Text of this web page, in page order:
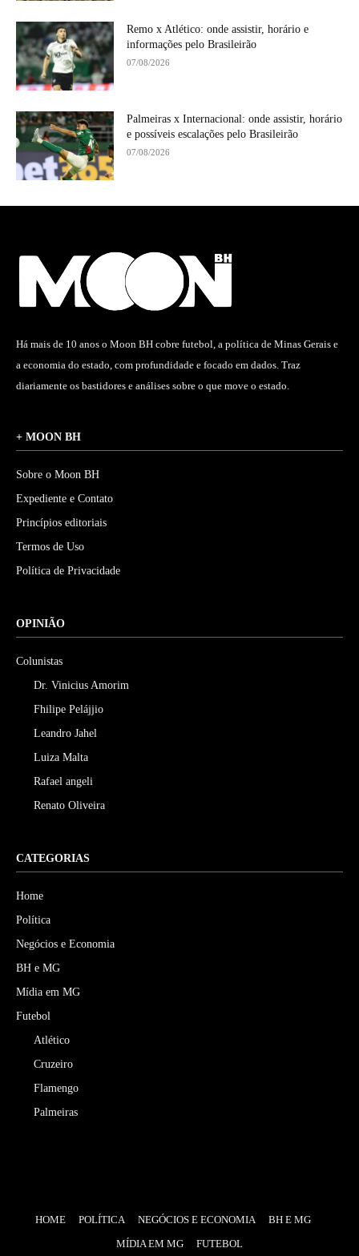
Remo x Atlético: onde assistir, horário e
informações pelo Brasileirão
07/08/2026
Palmeiras x Internacional: onde assistir, horário
e possíveis escalações pelo Brasileirão
07/08/2026
Há mais de 10 anos o Moon BH cobre futebol, a política de Minas Gerais e
a economia do estado, com profundidade e focado em dados. Traz
diariamente os bastidores e análises sobre o que move o estado.
+ MOON BH
Sobre o Moon BH
Expediente e Contato
Princípios editoriais
Termos de Uso
Política de Privacidade
OPINIÃO
Colunistas
Dr. Vinicius Amorim
Fhilipe Pelájjio
Leandro Jahel
Luiza Malta
Rafael angeli
Renato Oliveira
CATEGORIAS
Home
Política
Negócios e Economia
BH e MG
Mídia em MG
Futebol
Atlético
Cruzeiro
Flamengo
Palmeiras
HOME POLÍTICA NEGÓCIOS E ECONOMIA
BH E MG
MÍDIA EM MG
FUTEBOL